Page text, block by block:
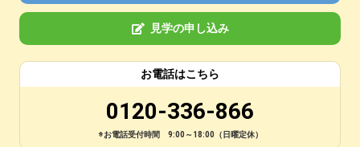
見学の申し込み
お電話はこちら
0120-336-866
※お電話受付時間 9:00～18:00（日曜定休）